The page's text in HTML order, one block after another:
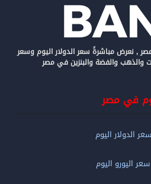
, نعرض مباشرةً سعر الدولار اليوم وسعر
والذهب والفضة والبنزين في مصر
في مصر
سعر الدولار اليوم
سعر اليورو اليوم